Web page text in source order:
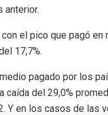
anterior.
el pico que pagó en
17,7%.
pagado por los
caída del 29,0%
Y en los casos de las